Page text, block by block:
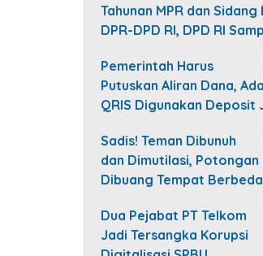
Tahunan MPR dan Sidang
DPR-DPD RI, DPD RI
Pemerintah Harus
Putuskan Aliran Dana,
QRIS Digunakan Deposit
Sadis! Teman Dibunuh
dan Dimutilasi, Potongan
Dibuang Tempat Berbeda
Dua Pejabat PT Telkom
Jadi Tersangka Korupsi